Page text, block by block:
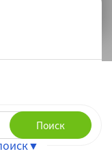
Поиск